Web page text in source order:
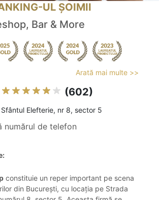
UL ȘOIMII
Bar & More
Arată mai multe >>
(602)
Elefterie, nr 8, sector 5
numărul de telefon
constituie un reper important pe scena
din București, cu locația pe Strada